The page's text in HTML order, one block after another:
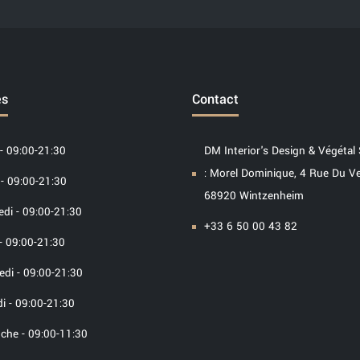
09:00-21:30
09:00-21:30
- 09:00-21:30
09:00-21:30
- 09:00-21:30
- 09:00-21:30
- 09:00-11:30
Contact
DM Interior's Design & Végétal
: Morel Dominique, 4 Rue Du
68920 Wintzenheim
+33 6 50 00 43 82